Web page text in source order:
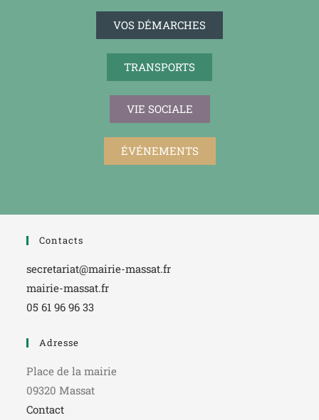
VOS DÉMARCHES
TRANSPORTS
VIE SOCIALE
ÉVÉNEMENTS
Contacts
secretariat@mairie-massat.fr
mairie-massat.fr
05 61 96 96 33
Adresse
Place de la mairie
09320 Massat
Contact